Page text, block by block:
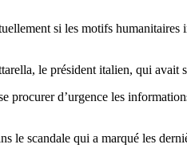
si les motifs
le président italien, qui avait
procurer d’urgence les
le scandale qui a marqué les